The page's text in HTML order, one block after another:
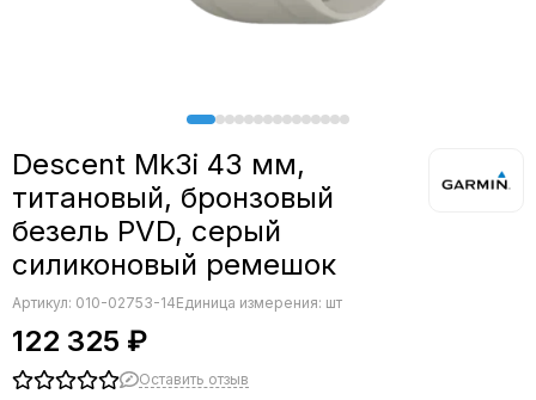
Venu Sq
Аксессуары
Descent Mk3i 43 мм,
титановый, бронзовый
безель PVD, серый
силиконовый ремешок
Артикул: 010-02753-14Единица измерения: шт
122 325 ₽
Оставить отзыв